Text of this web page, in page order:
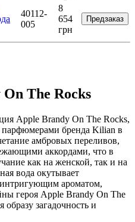
40112-
005
8
654
грн
Предзаказ
The Rocks
Apple Brandy On The Rocks,
парфюмерами бренда Kilian в
амбровых переливов,
аккордами, что в
как на женской, так и на
вода окутывает
ароматом,
героя Apple Brandy On The
загадочность и